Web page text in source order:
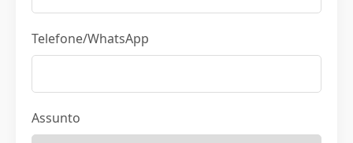
Telefone/WhatsApp
Assunto